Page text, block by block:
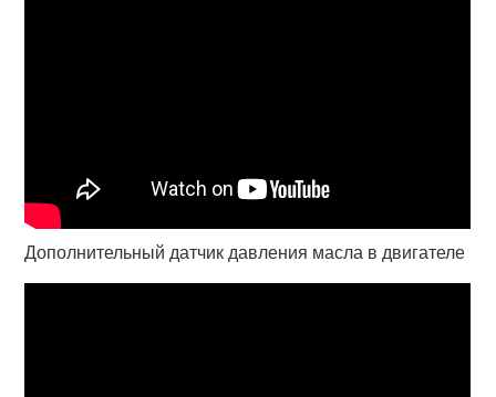
Дополнительный датчик давления масла в двигателе